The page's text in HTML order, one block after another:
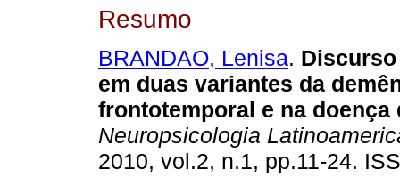
Resumo
BRANDAO, Lenisa.
em duas variantes da
frontotemporal e na doença
Neuropsicologia
2010, vol.2, n.1, pp.11-24.